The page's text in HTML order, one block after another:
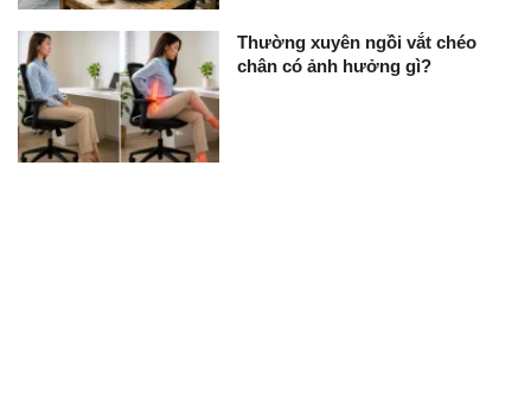
Thường xuyên ngồi vắt chéo
chân có ảnh hưởng gì?